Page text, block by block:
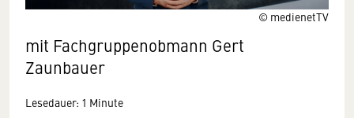
© medienetTV
mit Fachgruppenobmann Gert
Zaunbauer
Lesedauer: 1 Minute